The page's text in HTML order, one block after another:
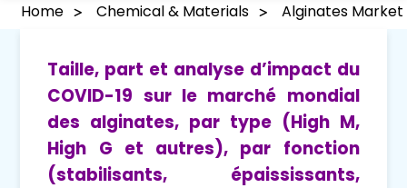
Home Chemical & Materials Alginates Market
Taille, part et analyse d’impact du
COVID-19 sur le marché mondial
des alginates, par type (High M,
High G et autres), par fonction
(stabilisants, épaississants,